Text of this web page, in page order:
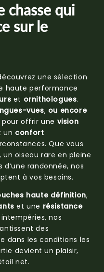
chasse qui
sur le
une sélection
haute performance
et ornithologues.
vues, ou encore
offrir une vision
un confort
Que vous
un oiseau rare en pleine
randonnée, nos
à vos besoins.
haute définition,
et une résistance
nos
des
dans les conditions les
devient un plaisir,
net.